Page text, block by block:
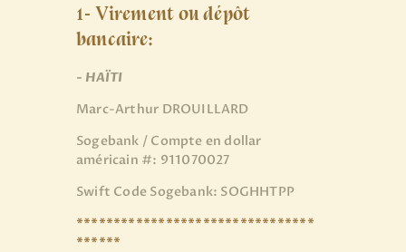
1- Virement ou dépôt
bancaire:
- HAÏTI
Marc-Arthur DROUILLARD
Sogebank / Compte en dollar
américain #: 911070027
Swift Code Sogebank: SOGHHTPP
********************************
******